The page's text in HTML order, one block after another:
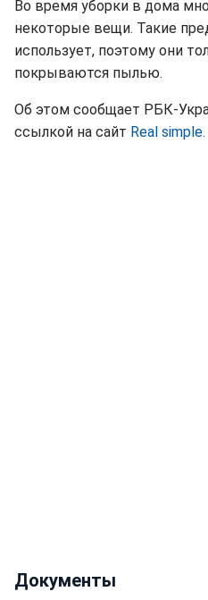
Во время уборки в дома
некоторые вещи. Такие
использует, поэтому они
покрываются пылью.
Об этом сообщает РБК-
ссылкой на сайт Real simple.
Документы